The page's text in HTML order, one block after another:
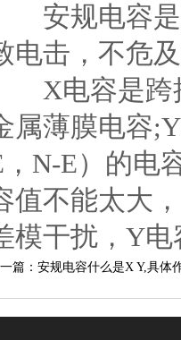
安规电容是
电击，不危
X电容是跨接
属薄膜电容
，N-E）的电
值不能太大
模干扰，Y
篇：安规电容什么是XY,具体